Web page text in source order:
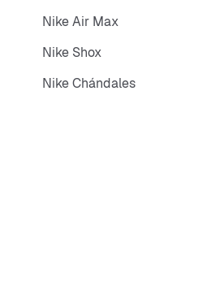
Nike Air Max
Nike Shox
Nike Chándales